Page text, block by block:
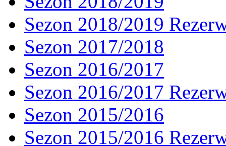
Sezon 2018/2019
Sezon 2017/2018
Sezon 2016/2017
Sezon 2016/2017
Sezon 2015/2016
Sezon 2015/2016